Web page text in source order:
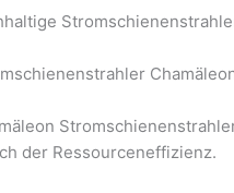
der Ressourceneffizienz.